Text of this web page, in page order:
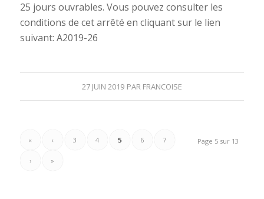
25 jours ouvrables. Vous pouvez consulter les
conditions de cet arrêté en cliquant sur le lien
suivant: A2019-26
27 JUIN 2019 PAR FRANCOISE
Page 5 sur 13
« ‹ 3 4 5 6 7
› »